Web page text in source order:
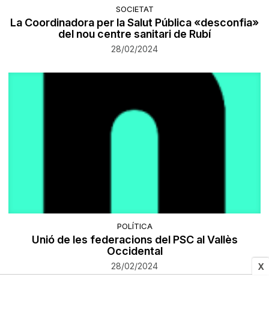
X
SOCIETAT
La Coordinadora per la Salut Pública «desconfia»
del nou centre sanitari de Rubí
28/02/2024
POLÍTICA
Unió de les federacions del PSC al Vallès
Occidental
28/02/2024